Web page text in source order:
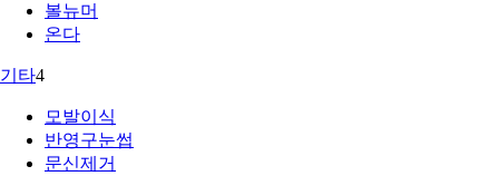
볼뉴머
온다
기타4
모발이식
반영구눈썹
문신제거